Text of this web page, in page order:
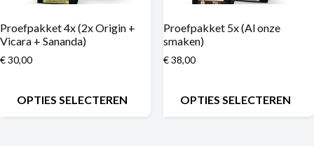
Proefpakket 4x (2x Origin +
Vicara + Sananda)
€30,00
OPTIES SELECTEREN
Proefpakket 5x (Al onze
smaken)
€38,00
OPTIES SELECTEREN